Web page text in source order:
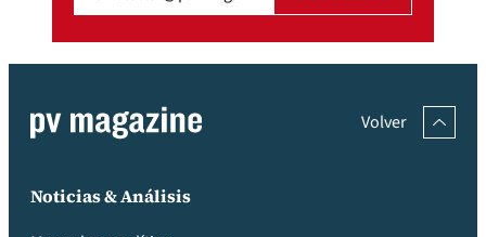
Volver
Noticias & Análisis